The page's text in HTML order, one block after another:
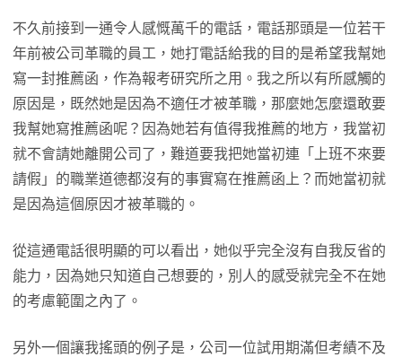
不久前接到一通令人感慨萬千的電話，電話那頭是一位若干
年前被公司革職的員工，她打電話給我的目的是希望我幫她
寫一封推薦函，作為報考研究所之用。我之所以有所感觸的
原因是，既然她是因為不適任才被革職，那麼她怎麼還敢要
我幫她寫推薦函呢？因為她若有值得我推薦的地方，我當初
就不會請她離開公司了，難道要我把她當初連「上班不來要
請假」的職業道德都沒有的事實寫在推薦函上？而她當初就
是因為這個原因才被革職的。
從這通電話很明顯的可以看出，她似乎完全沒有自我反省的
能力，因為她只知道自己想要的，別人的感受就完全不在她
的考慮範圍之內了。
另外一個讓我搖頭的例子是，公司一位試用期滿但考績不及